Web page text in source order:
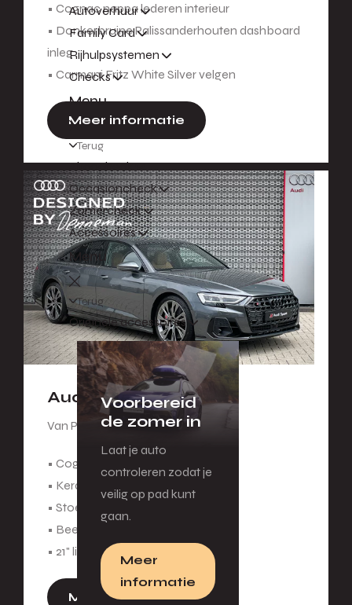
Autoverhuur
Family Card
Rijhulpsystemen
Checks
Menu
Terug
Aircocheck
Occasioncheck
Zomercheck
Accessoires
Menu
Terug
Originele accessoires
Voorbereid
de zomer in
Laat je auto
controleren zodat je
veilig op pad kunt
gaan.
Meer
informatie
• Cognac nappa lederen interieur
• Donkerbruine Palissanderhouten dashboard
inleg
• Carmani Fritz White Silver velgen
Meer informatie
Audi S8
Van Peter.
• Cognacbruin lederen interieur
• Keramische remschijven
• Stoelventilatie voor
• Beeldschermen achterin
• 21" lichtmetalen velgen
Meer informatie